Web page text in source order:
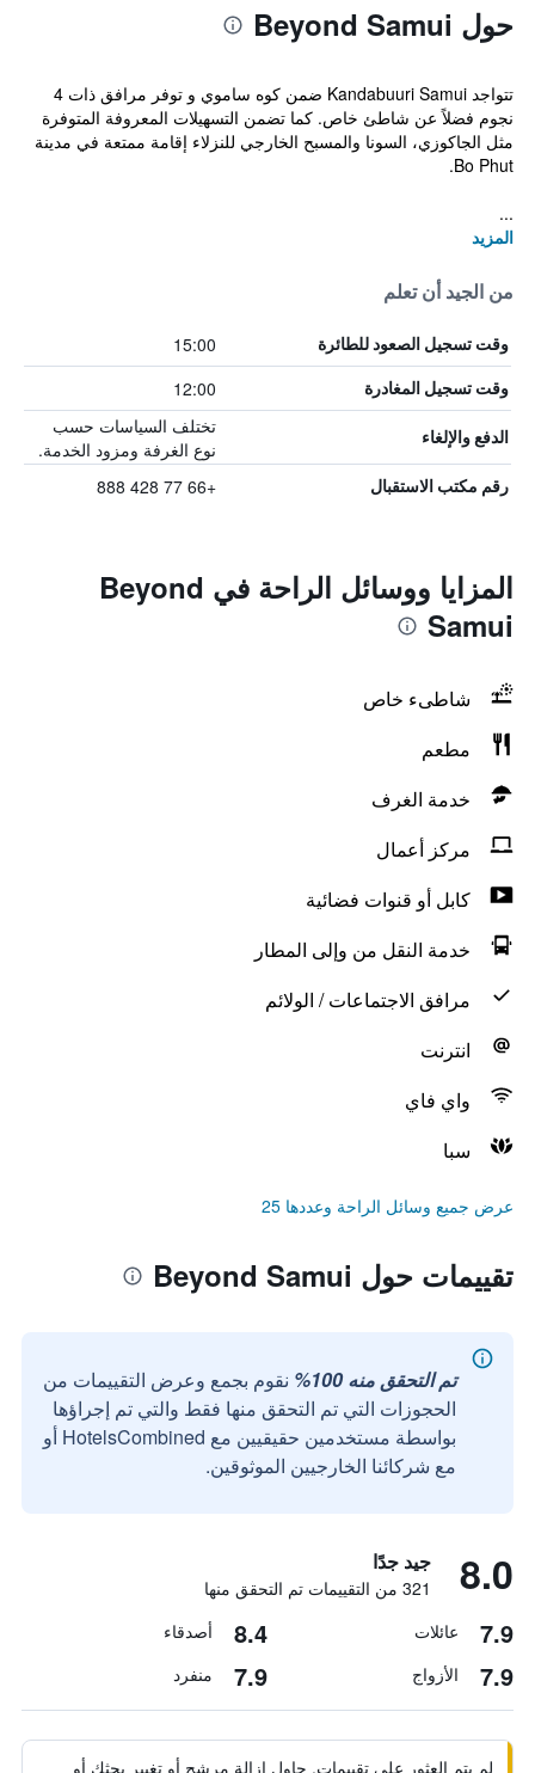
حول Beyond Samui
تتواجد Kandabuuri Samui ضمن كوه ساموي و توفر مرافق ذات 4
نجوم فضلاً عن شاطئ خاص. كما تضمن التسهيلات المعروفة المتوفرة
مثل الجاكوزي، السونا والمسبح الخارجي للنزلاء إقامة ممتعة في مدينة
Bo Phut.
...
المزيد
من الجيد أن تعلم
وقت تسجيل الصعود للطائرة 15:00
وقت تسجيل المغادرة 12:00
الدفع والإلغاء
تختلف السياسات حسب
نوع الغرفة ومزود الخدمة.
رقم مكتب الاستقبال +66 77 428 888
المزايا ووسائل الراحة في Beyond
Samui
شاطىء خاص
مطعم
خدمة الغرف
مركز أعمال
كابل أو قنوات فضائية
خدمة النقل من وإلى المطار
مرافق الاجتماعات / الولائم
انترنت
واي فاي
سبا
عرض جميع وسائل الراحة وعددها 25
تقييمات حول Beyond Samui
تم التحقق منه 100%
نقوم بجمع وعرض التقييمات من
الحجوزات التي تم التحقق منها فقط والتي تم إجراؤها
بواسطة مستخدمين حقيقيين مع HotelsCombined أو
مع شركائنا الخارجيين الموثوقين.
8.0 جيد جدًا
321 من التقييمات تم التحقق منها
7.9 عائلات 8.4 أصدقاء
7.9 الأزواج 7.9 منفرد
لم يتم العثور على تقييمات. حاول إزالة مرشح أو تغيير بحثك أو